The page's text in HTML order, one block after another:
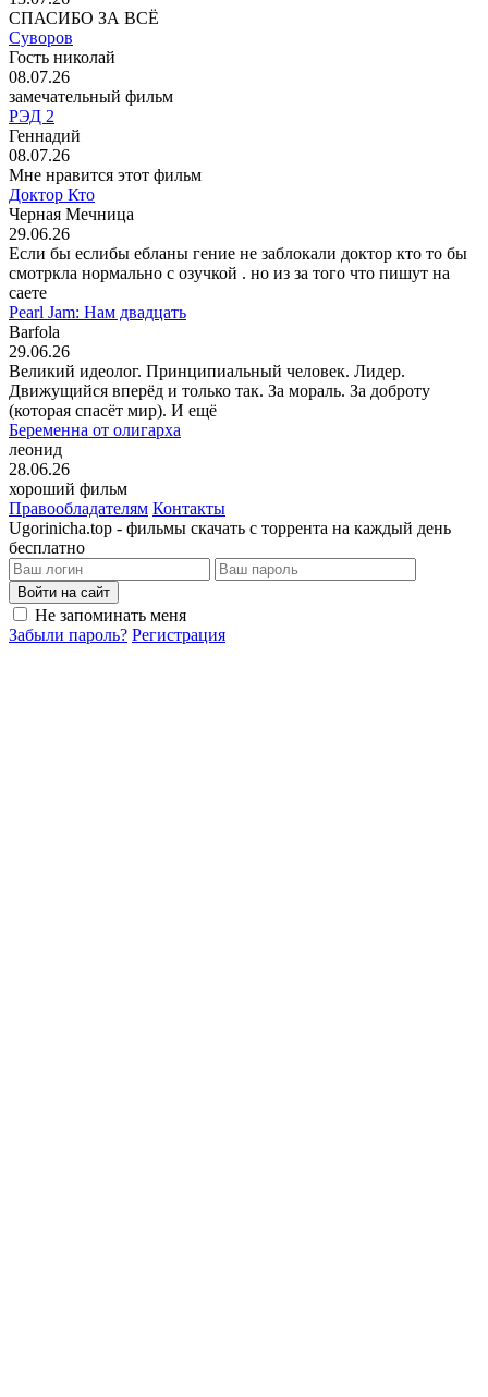
СПАСИБО ЗА ВСЁ
Суворов
Гость николай
08.07.26
замечательный фильм
РЭД 2
Геннадий
08.07.26
Мне нравится этот фильм
Доктор Кто
Черная Мечница
29.06.26
Если бы еслибы ебланы гение не заблокали доктор кто то бы
смотркла нормально с озучкой . но из за того что пишут на
саете
Pearl Jam: Нам двадцать
Barfola
29.06.26
Великий идеолог. Принципиальный человек. Лидер.
Движущийся вперёд и только так. За мораль. За доброту
(которая спасёт мир). И ещё
Беременна от олигарха
леонид
28.06.26
хороший фильм
Правообладателям Контакты
Ugorinicha.top - фильмы скачать с торрента на каждый день
бесплатно
Войти на сайт
Не запоминать меня
Забыли пароль? Регистрация